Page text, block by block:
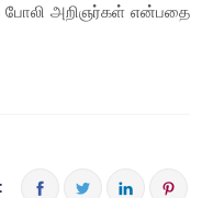
போலி அறிஞர்கள் என்பதை